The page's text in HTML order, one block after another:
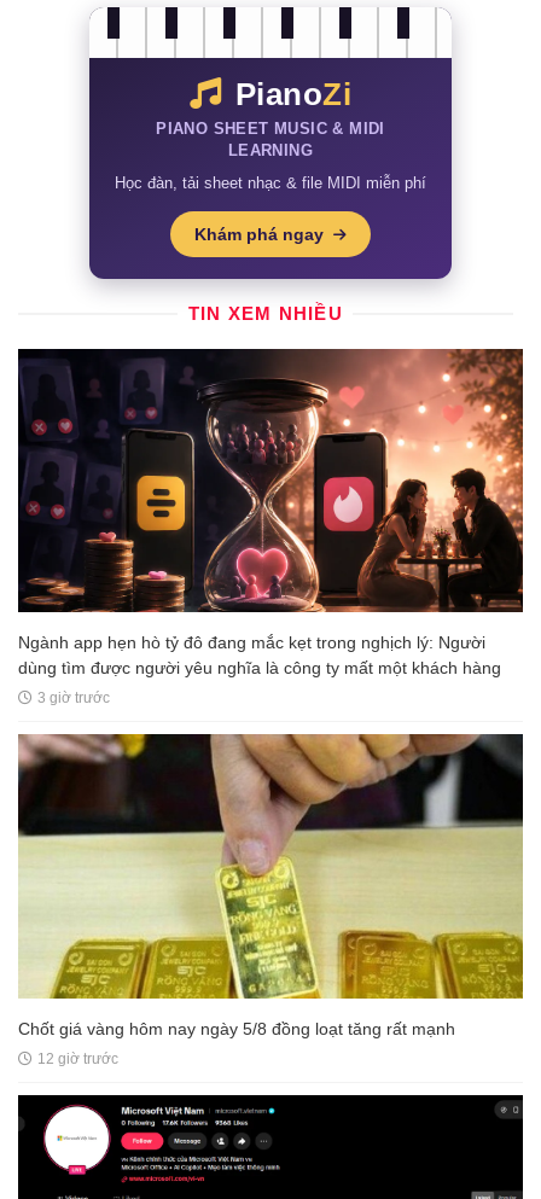
PianoZi
PIANO SHEET MUSIC & MIDI
LEARNING
Học đàn, tải sheet nhạc & file MIDI miễn phí
Khám phá ngay
TIN XEM NHIỀU
Ngành app hẹn hò tỷ đô đang mắc kẹt trong nghịch lý: Người
dùng tìm được người yêu nghĩa là công ty mất một khách hàng
3 giờ trước
Chốt giá vàng hôm nay ngày 5/8 đồng loạt tăng rất mạnh
12 giờ trước